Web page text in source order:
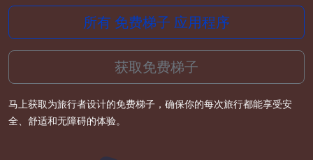
所有 免费梯子 应用程序
获取免费梯子
马上获取为旅行者设计的免费梯子，确保你的每次旅行都能享受安
全、舒适和无障碍的体验。